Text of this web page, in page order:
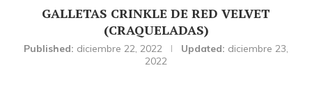
GALLETAS CRINKLE DE RED VELVET
(CRAQUELADAS)
Published: diciembre 22, 2022 Updated: diciembre 23,
2022